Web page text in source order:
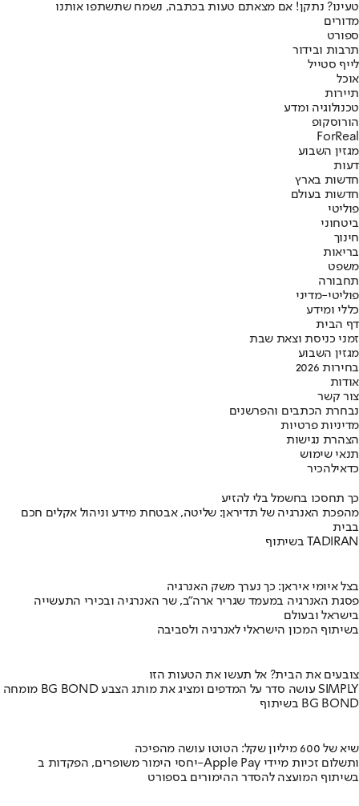
טעינו? נתקן! אם מצאתם טעות בכתבה, נשמח שתשתפו אותנו
מדורים
ספורט
תרבות ובידור
לייף סטייל
אוכל
תיירות
טכנולוגיה ומדע
הורוסקופ
ForReal
מגזין השבוע
דעות
חדשות בארץ
חדשות בעולם
פוליטי
ביטחוני
חינוך
בריאות
משפט
תחבורה
פוליטי-מדיני
כללי ומידע
דף הבית
זמני כניסת וצאת שבת
מגזין השבוע
בחירות 2026
אודות
צור קשר
נבחרת הכתבים והפרשנים
מדיניות פרטיות
הצהרת נגישות
תנאי שימוש
כדאילהכיר
כך תחסכו בחשמל בלי להזיע
מהפכת האנרגיה של תדיראן: שליטה, אבטחת מידע וניהול אקלים חכם
בבית
בשיתוף TADIRAN
בצל איומי איראן: כך נערך משק האנרגיה
פסגת האנרגיה במעמד שגריר ארה"ב, שר האנרגיה ובכירי התעשייה
בישראל ובעולם
בשיתוף המכון הישראלי לאנרגיה ולסביבה
צובעים את הבית? אל תעשו את הטעות הזו
מומחה BG BOND עושה סדר על המדפים ומציג את מותג הצבע SIMPLY
בשיתוף BG BOND
שיא של 600 מיליון שקל: הטוטו עושה מהפיכה
יחסי הימור משופרים, הפקדות ב-Apple Pay ותשלום זכיות מיידי
בשיתוף המועצה להסדר ההימורים בספורט